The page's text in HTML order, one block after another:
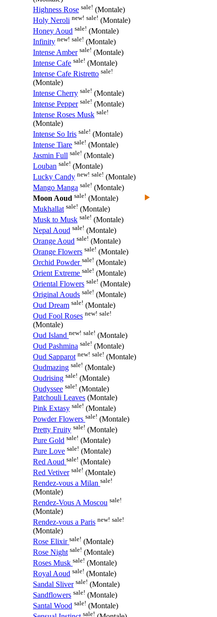
Highness Rose sale! (Montale)
Holy Neroli new! sale! (Montale)
Honey Aoud sale! (Montale)
Infinity new! sale! (Montale)
Intense Amber sale! (Montale)
Intense Cafe sale! (Montale)
Intense Cafe Ristretto sale!
(Montale)
Intense Cherry sale! (Montale)
Intense Pepper sale! (Montale)
Intense Roses Musk sale!
(Montale)
Intense So Iris sale! (Montale)
Intense Tiare sale! (Montale)
Jasmin Full sale! (Montale)
Louban sale! (Montale)
Lucky Candy new! sale! (Montale)
Mango Manga sale! (Montale)
Moon Aoud sale! (Montale)
Mukhallat sale! (Montale)
Musk to Musk sale! (Montale)
Nepal Aoud sale! (Montale)
Orange Aoud sale! (Montale)
Orange Flowers sale! (Montale)
Orchid Powder sale! (Montale)
Orient Extreme sale! (Montale)
Oriental Flowers sale! (Montale)
Original Aouds sale! (Montale)
Oud Dream sale! (Montale)
Oud Fool Roses new! sale!
(Montale)
Oud Island new! sale! (Montale)
Oud Pashmina sale! (Montale)
Oud Sapparot new! sale! (Montale)
Oudmazing sale! (Montale)
Oudrising sale! (Montale)
Oudyssee sale! (Montale)
Patchouli Leaves (Montale)
Pink Extasy sale! (Montale)
Powder Flowers sale! (Montale)
Pretty Fruity sale! (Montale)
Pure Gold sale! (Montale)
Pure Love sale! (Montale)
Red Aoud sale! (Montale)
Red Vetiver sale! (Montale)
Rendez-vous a Milan sale!
(Montale)
Rendez-Vous A Moscou sale!
(Montale)
Rendez-vous a Paris new! sale!
(Montale)
Rose Elixir sale! (Montale)
Rose Night sale! (Montale)
Roses Musk sale! (Montale)
Royal Aoud sale! (Montale)
Sandal Sliver sale! (Montale)
Sandflowers sale! (Montale)
Santal Wood sale! (Montale)
sale!